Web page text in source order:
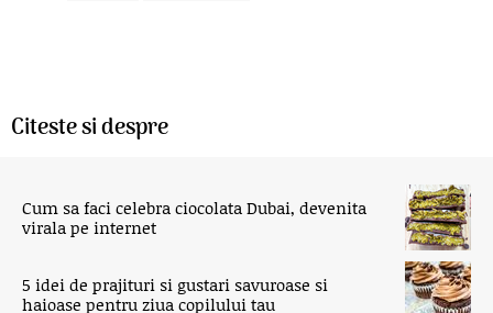
Citeste si despre
Cum sa faci celebra ciocolata Dubai, devenita
virala pe internet
5 idei de prajituri si gustari savuroase si
haioase pentru ziua copilului tau